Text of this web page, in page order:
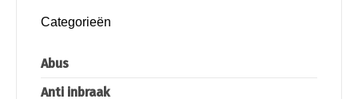
Categorieën
Abus
Anti inbraak